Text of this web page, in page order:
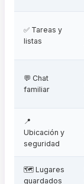
✅ Tareas y
listas
💬 Chat
familiar
📍
Ubicación y
seguridad
🗺️ Lugares
guardados